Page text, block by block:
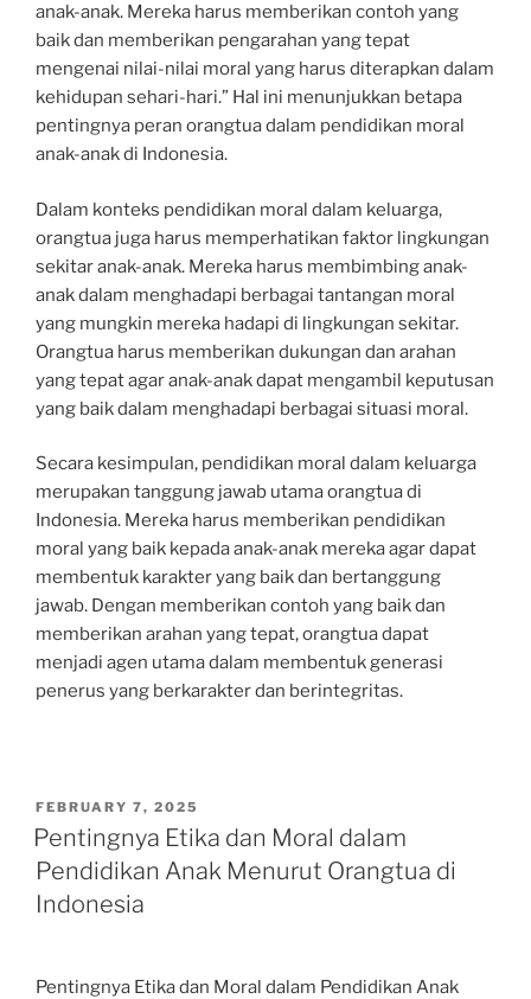
anak-anak. Mereka harus memberikan contoh yang
baik dan memberikan pengarahan yang tepat
mengenai nilai-nilai moral yang harus diterapkan dalam
kehidupan sehari-hari.” Hal ini menunjukkan betapa
pentingnya peran orangtua dalam pendidikan moral
anak-anak di Indonesia.
Dalam konteks pendidikan moral dalam keluarga,
orangtua juga harus memperhatikan faktor lingkungan
sekitar anak-anak. Mereka harus membimbing anak-
anak dalam menghadapi berbagai tantangan moral
yang mungkin mereka hadapi di lingkungan sekitar.
Orangtua harus memberikan dukungan dan arahan
yang tepat agar anak-anak dapat mengambil keputusan
yang baik dalam menghadapi berbagai situasi moral.
Secara kesimpulan, pendidikan moral dalam keluarga
merupakan tanggung jawab utama orangtua di
Indonesia. Mereka harus memberikan pendidikan
moral yang baik kepada anak-anak mereka agar dapat
membentuk karakter yang baik dan bertanggung
jawab. Dengan memberikan contoh yang baik dan
memberikan arahan yang tepat, orangtua dapat
menjadi agen utama dalam membentuk generasi
penerus yang berkarakter dan berintegritas.
POSTED
ON
FEBRUARY 7, 2025
Pentingnya Etika dan Moral dalam
Pendidikan Anak Menurut Orangtua di
Indonesia
Pentingnya Etika dan Moral dalam Pendidikan Anak